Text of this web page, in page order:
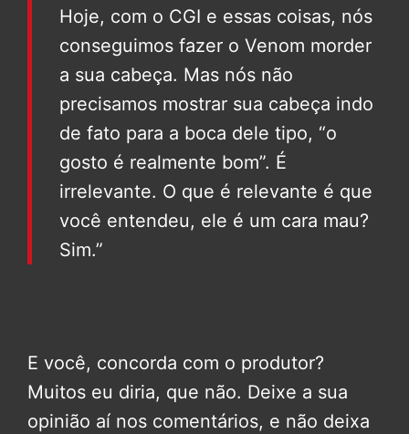
Hoje, com o CGI e essas coisas, nós
conseguimos fazer o Venom morder
a sua cabeça. Mas nós não
precisamos mostrar sua cabeça indo
de fato para a boca dele tipo, “o
gosto é realmente bom”. É
irrelevante. O que é relevante é que
você entendeu, ele é um cara mau?
Sim.”
E você, concorda com o produtor?
Muitos eu diria, que não. Deixe a sua
opinião aí nos comentários, e não deixa